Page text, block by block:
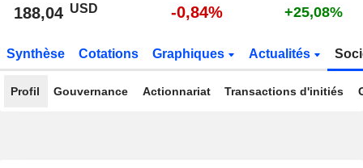
188,04 USD -0,84% +25,08%
Synthèse Cotations Graphiques Actualités
Profil Gouvernance Actionnariat Transactions d'initiés